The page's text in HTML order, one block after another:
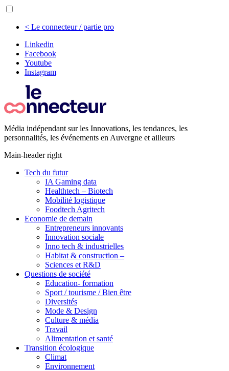
< Le connecteur / partie pro
Linkedin
Facebook
Youtube
Instagram
Média indépendant sur les Innovations, les tendances, les
personnalités, les événements en Auvergne et ailleurs
Main-header right
Tech du futur
IA Gaming data
Healthtech – Biotech
Mobilité logistique
Foodtech Agritech
Economie de demain
Entrepreneurs innovants
Innovation sociale
Inno tech & industrielles
Habitat & construction –
Sciences et R&D
Questions de société
Education- formation
Sport / tourisme / Bien être
Diversités
Mode & Design
Culture & média
Travail
Alimentation et santé
Transition écologique
Climat
Environnement